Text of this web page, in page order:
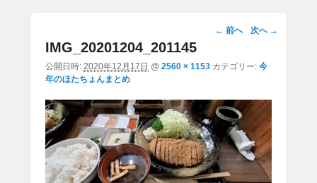
画
ー
シ
ョ
ン
← 前へ 次へ →
IMG_20201204_201145
公開日時: 2020年12月17日 @ 2560 × 1153 カテゴリー: 今
年のほたちょんまとめ